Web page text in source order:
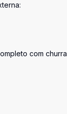
com